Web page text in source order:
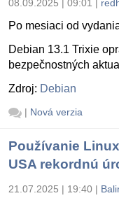
08.09.2025 | 09:01 |
Po mesiaci od
Debian 13.1 Trixie
bezpečnostných
Zdroj: Debian
| Nová verzia
Používanie
USA rekordnú
21.07.2025 | 19:40 |